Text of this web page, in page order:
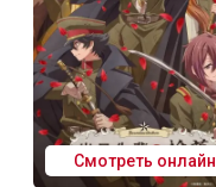
Смотреть онлайн